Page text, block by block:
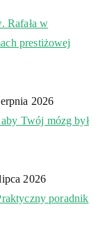
Rafała w
prestiżowej
2026
Twój mózg był
2026
poradnik